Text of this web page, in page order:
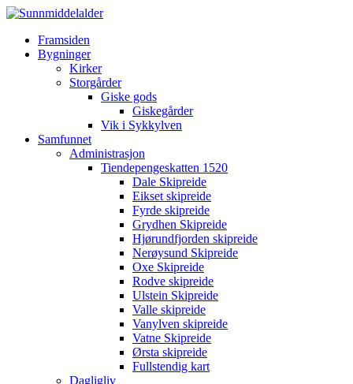
Framsiden
Bygninger
Kirker
Storgårder
Giske gods
Giskegårder
Vik i Sykkylven
Samfunnet
Administrasjon
Tiendepengeskatten 1520
Dale Skipreide
Eikset skipreide
Fyrde skipreide
Grydhen Skipreide
Hjørundfjorden skipreide
Nerøysund Skipreide
Oxe Skipreide
Rodve skipreide
Ulstein Skipreide
Valle skipreide
Vanylven skipreide
Vatne Skipreide
Ørsta skipreide
Fullstendig kart
Dagligliv